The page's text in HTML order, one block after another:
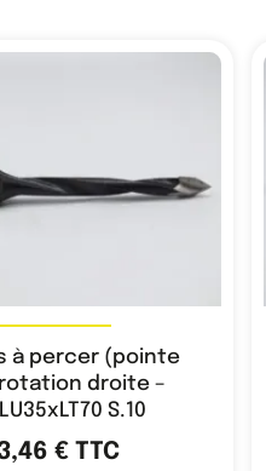
à percer (pointe
rotation droite –
S.10
€TTC